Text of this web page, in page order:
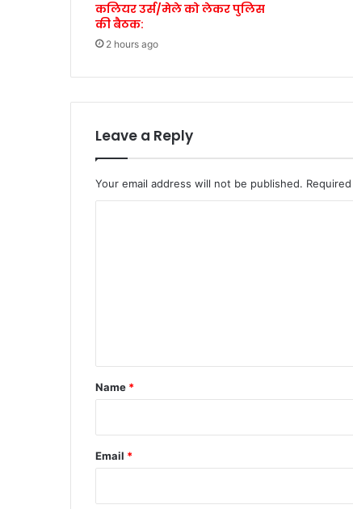
कलियर उर्स/मेले को लेकर पुलिस
की बैठक:
2 hours ago
Leave a Reply
Your email address will not be published.
*
Name *
Email *